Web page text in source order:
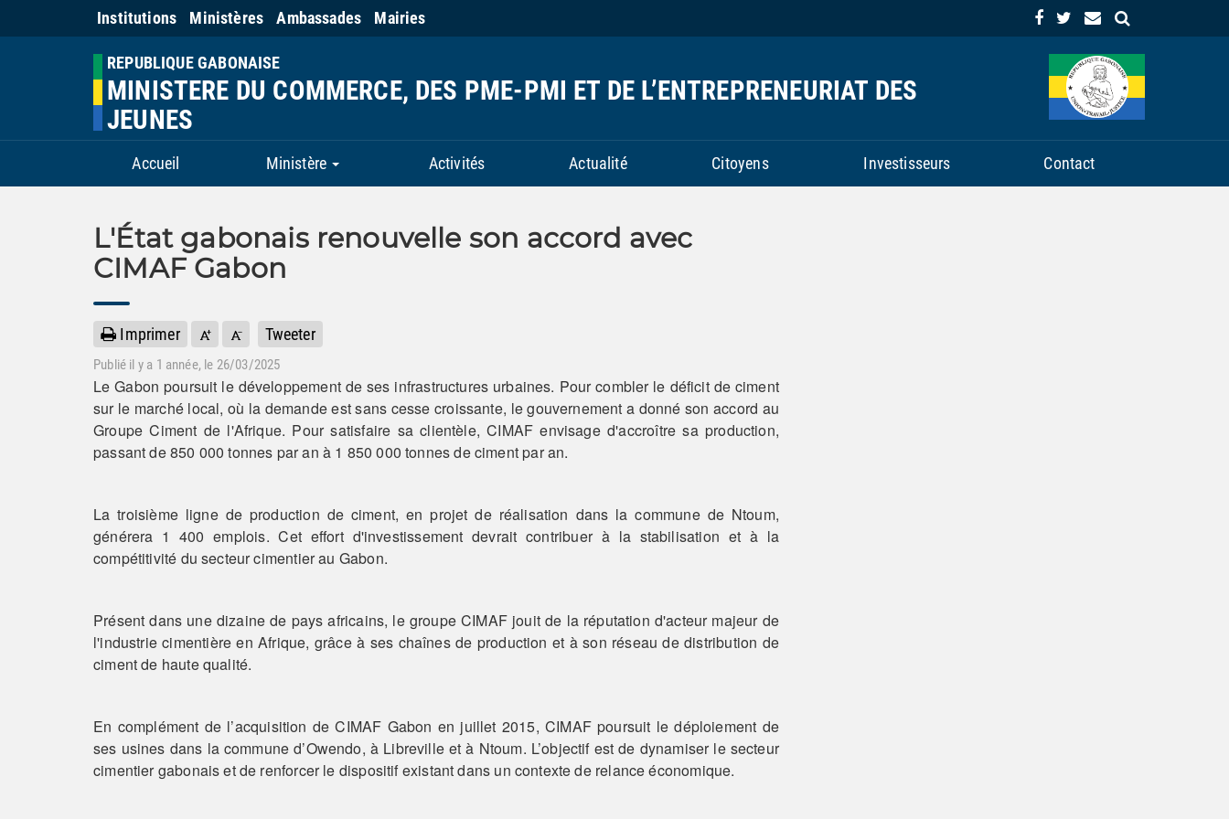
Institutions Ministères Ambassades Mairies
REPUBLIQUE GABONAISE
MINISTERE DU COMMERCE, DES PME-PMI ET DE L’ENTREPRENEURIAT DES
JEUNES
Accueil Ministère Activités Actualité Citoyens Investisseurs Contact
L'État gabonais renouvelle son accord avec
CIMAF Gabon
Imprimer Tweeter
Publié il y a 1 année, le 26/03/2025
Le Gabon poursuit le développement de ses infrastructures urbaines. Pour combler le déficit de ciment
sur le marché local, où la demande est sans cesse croissante, le gouvernement a donné son accord au
Groupe Ciment de l'Afrique. Pour satisfaire sa clientèle, CIMAF envisage d'accroître sa production,
passant de 850 000 tonnes par an à 1 850 000 tonnes de ciment par an.
La troisième ligne de production de ciment, en projet de réalisation dans la commune de Ntoum,
générera 1 400 emplois. Cet effort d'investissement devrait contribuer à la stabilisation et à la
compétitivité du secteur cimentier au Gabon.
Présent dans une dizaine de pays africains, le groupe CIMAF jouit de la réputation d'acteur majeur de
l'industrie cimentière en Afrique, grâce à ses chaînes de production et à son réseau de distribution de
ciment de haute qualité.
En complément de l’acquisition de CIMAF Gabon en juillet 2015, CIMAF poursuit le déploiement de
ses usines dans la commune d’Owendo, à Libreville et à Ntoum. L’objectif est de dynamiser le secteur
cimentier gabonais et de renforcer le dispositif existant dans un contexte de relance économique.